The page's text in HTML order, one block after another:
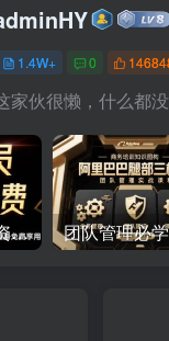
1.4W+ 0
家伙很懒，什么都
开通会员全站资源免费下载 开通VIP会员 HY资源库